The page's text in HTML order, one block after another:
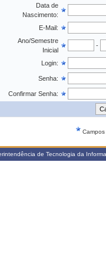
Data de
Nascimento:
E-Mail:
Ano/Semestre
Inicial
-
Login:
Senha:
Confirmar Senha:
de Tecnologia da